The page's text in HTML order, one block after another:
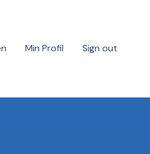
Min Profil Sign out